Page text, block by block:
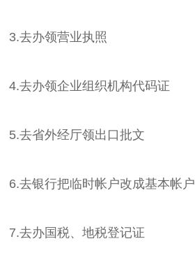
3.去办领营业执照
4.去办领企业组织机构代码证
5.去省外经厅领出口批文
6.去银行把临时帐户改成基本帐户
7.去办国税、地税登记证